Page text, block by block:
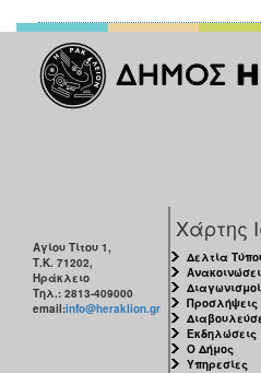
Αγίου Τίτου 1,
Τ.Κ. 71202,
Ηράκλειο
Τηλ.: 2813-409000
email:info@heraklion.gr
Χάρτης
Δελτία
Διαγωνισμοί
Προσλήψεις
Εκδηλώσεις
Ο Δήμος
Υπηρεσίες